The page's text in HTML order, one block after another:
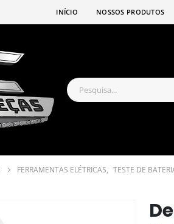
INÍCIO NOSSOS PRODUTOS
FERRAMENTAS ELÉTRICAS, TESTE DE